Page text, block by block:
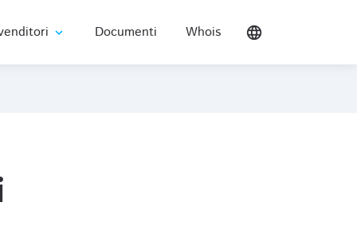
expand_more Documenti Whois language